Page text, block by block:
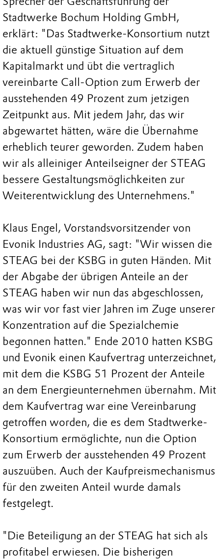
Stadtwerke Bochum Holding GmbH,
erklärt: "Das Stadtwerke-Konsortium nutzt
die aktuell günstige Situation auf dem
Kapitalmarkt und übt die vertraglich
vereinbarte Call-Option zum Erwerb der
ausstehenden 49 Prozent zum jetzigen
Zeitpunkt aus. Mit jedem Jahr, das wir
abgewartet hätten, wäre die Übernahme
erheblich teurer geworden. Zudem haben
wir als alleiniger Anteilseigner der STEAG
bessere Gestaltungsmöglichkeiten zur
Weiterentwicklung des Unternehmens."
Klaus Engel, Vorstandsvorsitzender von
Evonik Industries AG, sagt: "Wir wissen die
STEAG bei der KSBG in guten Händen. Mit
der Abgabe der übrigen Anteile an der
STEAG haben wir nun das abgeschlossen,
was wir vor fast vier Jahren im Zuge unserer
Konzentration auf die Spezialchemie
begonnen hatten." Ende 2010 hatten KSBG
und Evonik einen Kaufvertrag unterzeichnet,
mit dem die KSBG 51 Prozent der Anteile
an dem Energieunternehmen übernahm. Mit
dem Kaufvertrag war eine Vereinbarung
getroffen worden, die es dem Stadtwerke-
Konsortium ermöglichte, nun die Option
zum Erwerb der ausstehenden 49 Prozent
auszuüben. Auch der Kaufpreismechanismus
für den zweiten Anteil wurde damals
festgelegt.
"Die Beteiligung an der STEAG hat sich als
profitabel erwiesen. Die bisherigen